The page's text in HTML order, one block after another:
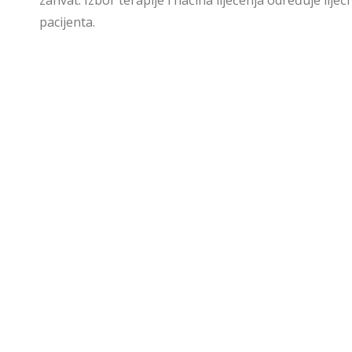
pacijenta.